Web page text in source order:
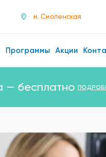
м. Смоленская
Программы Акции
— бесплатно